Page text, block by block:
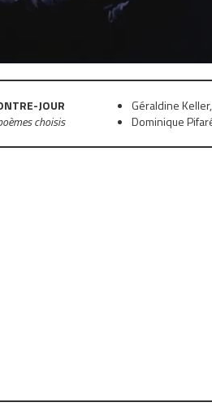
JOUR
choisis
Géraldine
Dominique